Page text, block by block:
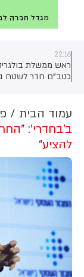
22:16
ראש ממשלת
כטב"ם חדר לשטח
בין אוקראינה וטורקיה
עמוד הבית
ב'בחדרי':
להציע"